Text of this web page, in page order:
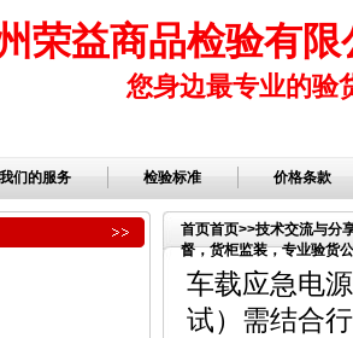
荣益商品检验有限
您身边最专业的验
我们的服务 检验标准 价格条款
首页首页>>技术交流与分
督，货柜监装，专业验货
验，检品公司，服装检品
车载应急电
试）需结合